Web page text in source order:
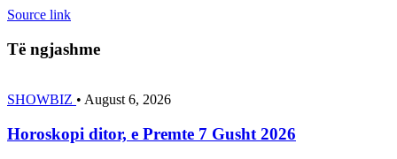
Source link
Të ngjashme
SHOWBIZ • August 6, 2026
Horoskopi ditor, e Premte 7 Gusht 2026